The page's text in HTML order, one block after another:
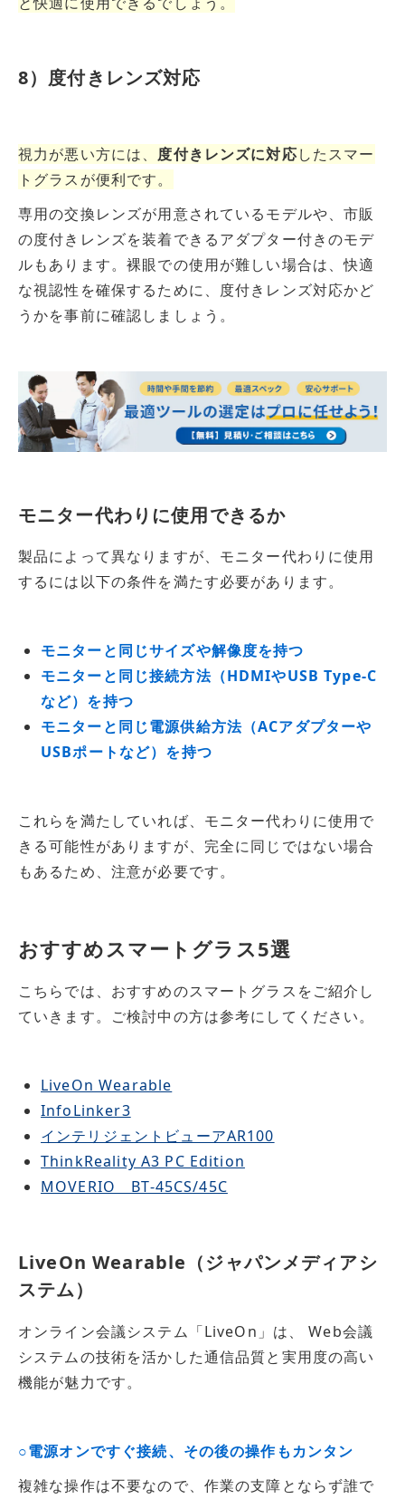
8）度付きレンズ対応
視力が悪い方には、 度付きレンズに対応したスマー
トグラスが便利です。
専用の交換レンズが用意されているモデルや、市販
の度付きレンズを装着できるアダプター付きのモデ
ルもあります。裸眼での使用が難しい場合は、快適
な視認性を確保するために、度付きレンズ対応かど
うかを事前に確認しましょう。
モニター代わりに使用できるか
製品によって異なりますが、モニター代わりに使用
するには以下の条件を満たす必要があります。
モニターと同じサイズや解像度を持つ
モニターと同じ接続方法（HDMIやUSB Type-C
など）を持つ
モニターと同じ電源供給方法（ACアダプターや
USBポートなど）を持つ
これらを満たしていれば、モニター代わりに使用で
きる可能性がありますが、完全に同じではない場合
もあるため、注意が必要です。
おすすめスマートグラス5選
こちらでは、おすすめのスマートグラスをご紹介し
ていきます。ご検討中の方は参考にしてください。
LiveOn Wearable
InfoLinker3
インテリジェントビューアAR100
ThinkReality A3 PC Edition
MOVERIO BT-45CS/45C
LiveOn Wearable（ジャパンメディアシ
ステム）
オンライン会議システム「LiveOn」は、 Web会議
システムの技術を活かした通信品質と実用度の高い
機能が魅力です。
○電源オンですぐ接続、その後の操作もカンタン
複雑な操作は不要なので、作業の支障とならず誰で